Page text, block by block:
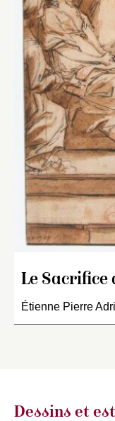
Le Sacrifice
Étienne Pierre
Dessins et